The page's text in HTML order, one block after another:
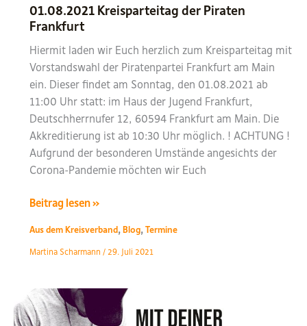
Das
Mobil
zu
Besuch
bei
den
Frankfurter
PIRATEN
01.08.2021 Kreisparteitag der Piraten
Frankfurt
Hiermit laden wir Euch herzlich zum Kreisparteitag mit
Vorstandswahl der Piratenpartei Frankfurt am Main
ein. Dieser findet am Sonntag, den 01.08.2021 ab
11:00 Uhr statt: im Haus der Jugend Frankfurt,
Deutschherrnufer 12, 60594 Frankfurt am Main. Die
Akkreditierung ist ab 10:30 Uhr möglich. ! ACHTUNG !
Aufgrund der besonderen Umstände angesichts der
Corona-Pandemie möchten wir Euch
01.08.2021
der
Piraten
Beitrag lesen »
Aus dem Kreisverband ,Blog,Termine
Martina Scharmann/29. Juli 2021